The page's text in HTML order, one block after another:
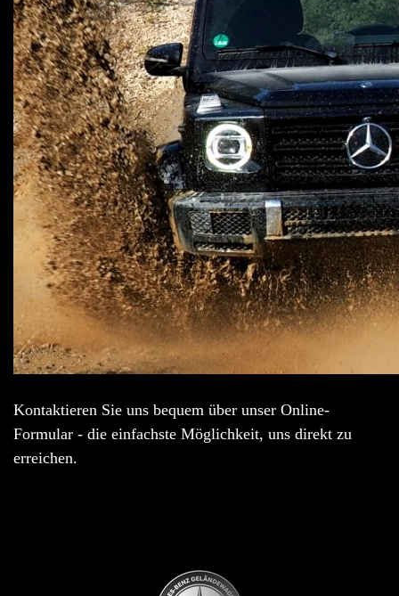
Kontaktieren Sie uns bequem über unser Online-
Formular - die einfachste Möglichkeit, uns direkt zu
erreichen.